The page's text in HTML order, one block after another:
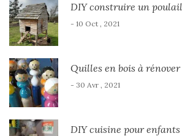
DIY construire un
- 10 Oct , 2021
Quilles en bois à rénover
- 30 Avr , 2021
DIY cuisine pour enfants